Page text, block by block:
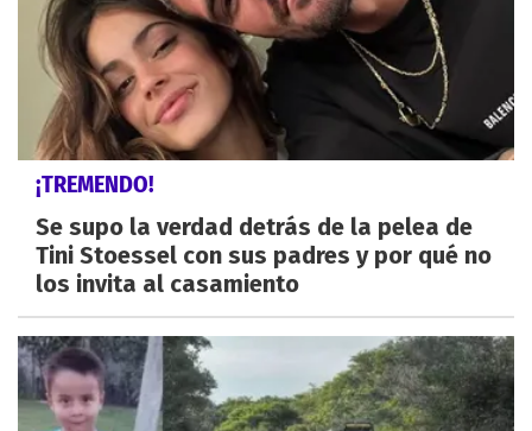
¡TREMENDO!
Se supo la verdad detrás de la pelea de
Tini Stoessel con sus padres y por qué no
los invita al casamiento